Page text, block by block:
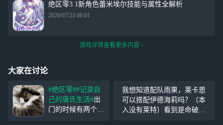
绝区零3.1新角色蕾米埃尔技能与属性全解析
2026/07/23 08:01
游戏详情查看更多内容
大家在讨论
#绝区零##记录自
己的唐氏生活#出
门的时候有两个路
我想知道配队雨果，莱卡恩
可以搭配伊德海莉吗？（本
入没有莱特）看到是命破